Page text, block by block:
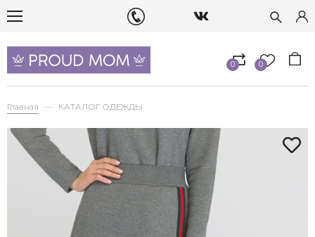
0 0
Главная КАТАЛОГ ОДЕЖДЫ